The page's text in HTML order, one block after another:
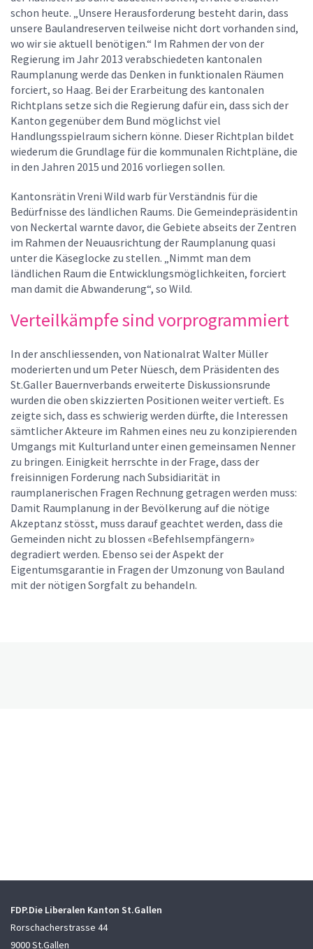
schon heute. „Unsere Herausforderung besteht darin, dass
unsere Baulandreserven teilweise nicht dort vorhanden sind,
wo wir sie aktuell benötigen.“ Im Rahmen der von der
Regierung im Jahr 2013 verabschiedeten kantonalen
Raumplanung werde das Denken in funktionalen Räumen
forciert, so Haag. Bei der Erarbeitung des kantonalen
Richtplans setze sich die Regierung dafür ein, dass sich der
Kanton gegenüber dem Bund möglichst viel
Handlungsspielraum sichern könne. Dieser Richtplan bildet
wiederum die Grundlage für die kommunalen Richtpläne, die
in den Jahren 2015 und 2016 vorliegen sollen.
Kantonsrätin Vreni Wild warb für Verständnis für die
Bedürfnisse des ländlichen Raums. Die Gemeindepräsidentin
von Neckertal warnte davor, die Gebiete abseits der Zentren
im Rahmen der Neuausrichtung der Raumplanung quasi
unter die Käseglocke zu stellen. „Nimmt man dem
ländlichen Raum die Entwicklungsmöglichkeiten, forciert
man damit die Abwanderung“, so Wild.
Verteilkämpfe sind vorprogrammiert
In der anschliessenden, von Nationalrat Walter Müller
moderierten und um Peter Nüesch, dem Präsidenten des
St.Galler Bauernverbands erweiterte Diskussionsrunde
wurden die oben skizzierten Positionen weiter vertieft. Es
zeigte sich, dass es schwierig werden dürfte, die Interessen
sämtlicher Akteure im Rahmen eines neu zu konzipierenden
Umgangs mit Kulturland unter einen gemeinsamen Nenner
zu bringen. Einigkeit herrschte in der Frage, dass der
freisinnigen Forderung nach Subsidiarität in
raumplanerischen Fragen Rechnung getragen werden muss:
Damit Raumplanung in der Bevölkerung auf die nötige
Akzeptanz stösst, muss darauf geachtet werden, dass die
Gemeinden nicht zu blossen «Befehlsempfängern»
degradiert werden. Ebenso sei der Aspekt der
Eigentumsgarantie in Fragen der Umzonung von Bauland
mit der nötigen Sorgfalt zu behandeln.
FDP.Die Liberalen Kanton St.Gallen
Rorschacherstrasse 44
9000 St.Gallen